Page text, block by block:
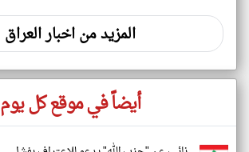
المزيد من اخبار العراق
أيضاً في موقع كل يوم